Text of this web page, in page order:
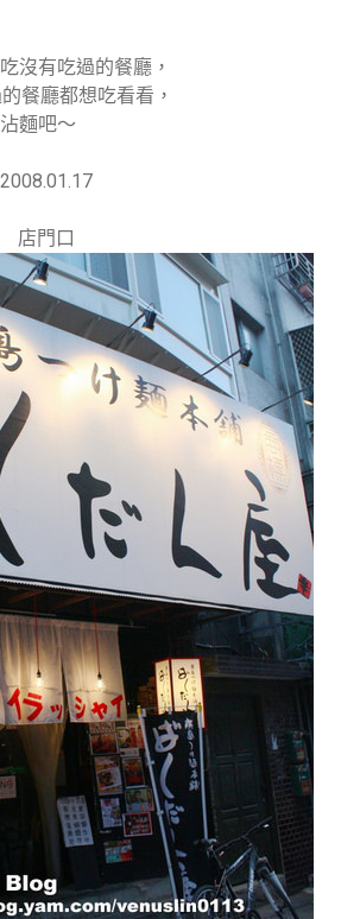
沒有吃過的餐廳，
餐廳都想吃看看，
麵吧～
2008.01.17
店門口